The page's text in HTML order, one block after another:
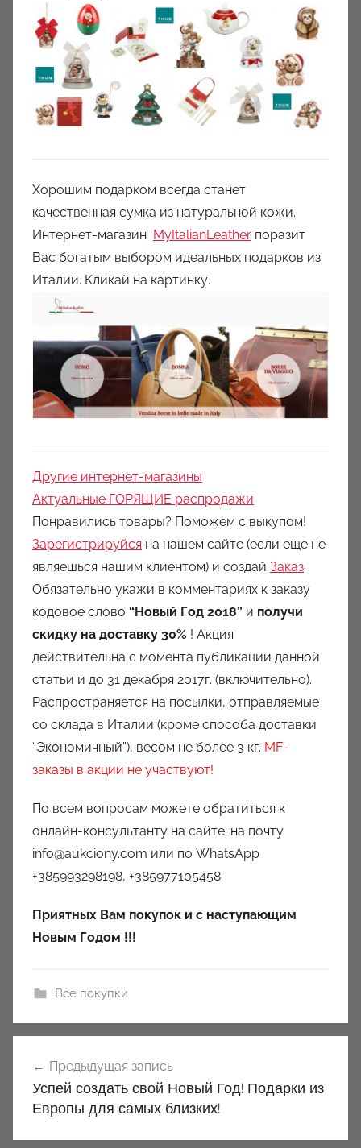
Хорошим подарком всегда станет
качественная сумка из натуральной кожи.
Интернет-магазин MyItalianLeather поразит
Вас богатым выбором идеальных подарков из
Италии. Кликай на картинку.
Другие интернет-магазины
Актуальные ГОРЯЩИЕ распродажи
Понравились товары? Поможем с выкупом!
Зарегистрируйся на нашем сайте (если еще не
являешься нашим клиентом) и создай Заказ.
Обязательно укажи в комментариях к заказу
кодовое слово “Новый Год 2018” и получи
скидку на доставку 30% ! Акция
действительна с момента публикации данной
статьи и до 31 декабря 2017г. (включительно).
Распространяется на посылки, отправляемые
со склада в Италии (кроме способа доставки
“Экономичный”), весом не более 3 кг. MF-
заказы в акции не участвуют!
По всем вопросам можете обратиться к
онлайн-консультанту на сайте; на почту
info@aukciony.com или по WhatsApp
+385993298198, +385977105458
Приятных Вам покупок и с наступающим
Новым Годом !!!
Все покупки
по
записям
Предыдущая запись
Успей создать свой Новый Год! Подарки из
Европы для самых близких!